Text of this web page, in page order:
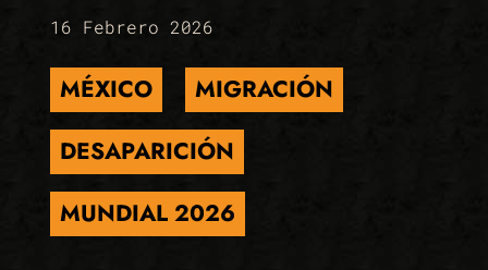
16 Febrero 2026
MÉXICO
MIGRACIÓN
DESAPARICIÓN
MUNDIAL 2026